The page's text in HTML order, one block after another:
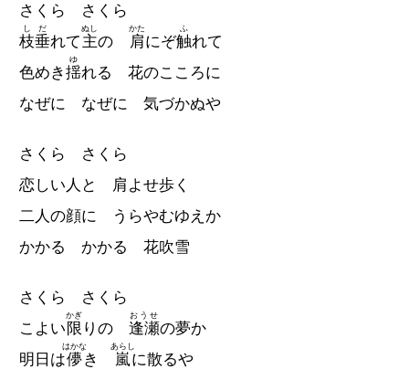
さくら さくら
枝垂
しだ
れて 主
ぬし
の 肩
かた
にぞ触
ふ
れて
色めき揺
ゆ
れる 花のこころに
なぜに なぜに 気づかぬや
さくら さくら
恋しい人と 肩よせ歩く
二人の顔に うらやむゆえか
かかる かかる 花吹雪
さくら さくら
こよい 限
かぎ
りの 逢瀬
おうせ
の夢か
明日は儚
はかな
き 嵐
あらし
に散るや